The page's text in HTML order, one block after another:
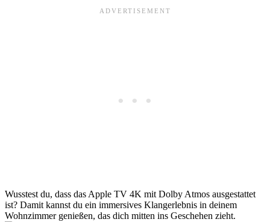
Wusstest du, dass das Apple TV 4K mit Dolby Atmos ausgestattet
ist? Damit kannst du ein immersives Klangerlebnis in deinem
Wohnzimmer genießen, das dich mitten ins Geschehen zieht.